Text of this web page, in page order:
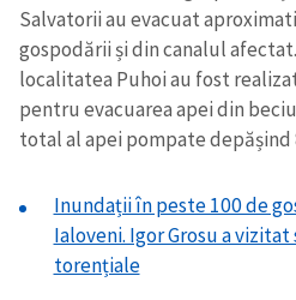
Salvatorii au evacuat
gospodării și din canalul
localitatea Puhoi au fost
pentru evacuarea apei din
total al apei pompate depășind
Inundații în peste 100 de
Ialoveni. Igor Grosu a
torențiale